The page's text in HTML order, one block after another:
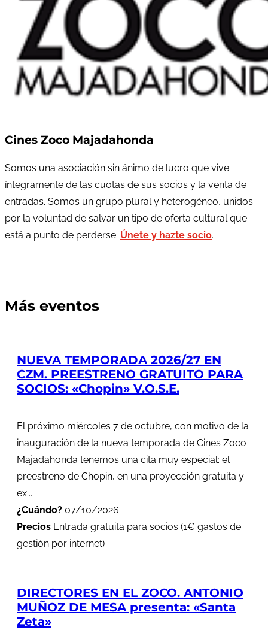
Cines Zoco Majadahonda
Somos una asociación sin ánimo de lucro que vive
íntegramente de las cuotas de sus socios y la venta de
entradas. Somos un grupo plural y heterogéneo, unidos
por la voluntad de salvar un tipo de oferta cultural que
está a punto de perderse. Únete y hazte socio.
Más eventos
NUEVA TEMPORADA 2026/27 EN
CZM. PREESTRENO GRATUITO PARA
SOCIOS: «Chopin» V.O.S.E.
El próximo miércoles 7 de octubre, con motivo de la
inauguración de la nueva temporada de Cines Zoco
Majadahonda tenemos una cita muy especial: el
preestreno de Chopin, en una proyección gratuita y
ex...
¿Cuándo? 07/10/2026
Precios Entrada gratuita para socios (1€ gastos de
gestión por internet)
DIRECTORES EN EL ZOCO. ANTONIO
MUÑOZ DE MESA presenta: «Santa
Zeta»